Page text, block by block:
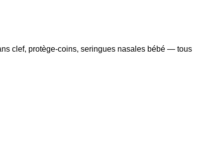
clef, protège-coins, seringues nasales bébé — tous